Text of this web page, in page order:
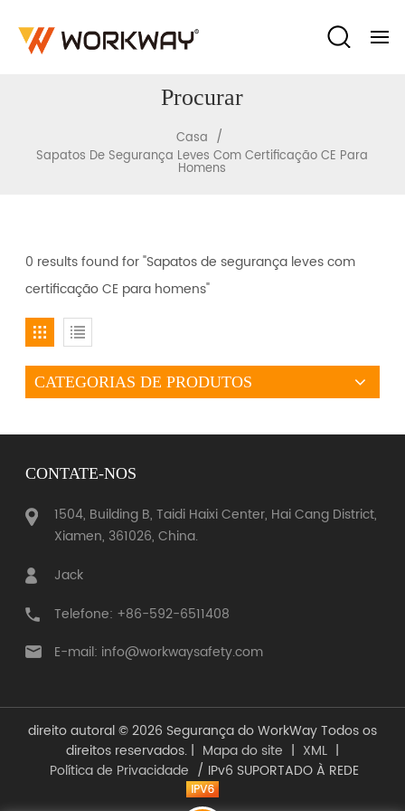
Procurar
Casa /
Sapatos De Segurança Leves Com Certificação CE Para
Homens
0 results found for "Sapatos de segurança leves com
certificação CE para homens"
CATEGORIAS DE PRODUTOS
CONTATE-NOS
1504, Building B, Taidi Haixi Center, Hai Cang District,
Xiamen, 361026, China.
Jack
Telefone: +86-592-6511408
E-mail: info@workwaysafety.com
direito autoral © 2026 Segurança do WorkWay Todos os
direitos reservados. | Mapa do site | XML |
Política de Privacidade / IPv6 SUPORTADO À REDE